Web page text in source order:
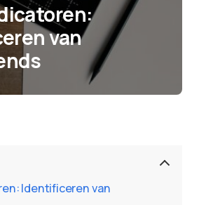
van
Identificeren van